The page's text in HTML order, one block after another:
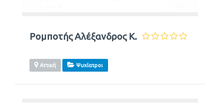
Ρομποτής Αλέξανδρος Κ.
Αττική Ψυχίατροι